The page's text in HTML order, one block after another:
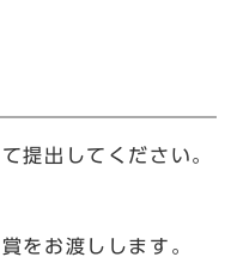
提出してください。
をお渡しします。